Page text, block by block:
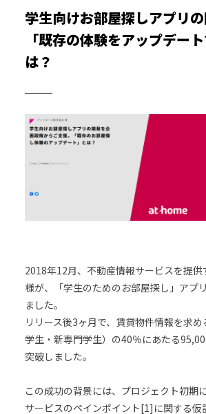
学生向けお部屋探しアプリ
「既存の体験をアップデー
は？
2018年12月、不動産情報サービスを提
様が、「学生のためのお部屋探し」アプ
ました。
リリース後3ヶ月で、賃貸物件情報を求
学生・新専門学生）の40％にあたる
突破しました。
この成功の背景には、プロジェクト初期
サービスのペインポイント[1]に関する仮